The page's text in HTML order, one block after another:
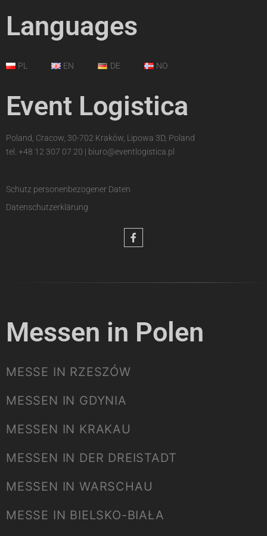
Languages
PL EN DE NO
Event Logistica
Poland, Cracow, 30-702 Kraków, Lipowa 3D, Poland
tel. +48 12 307 07 20 | biuro@eventlogistica.pl
Schutz personenbezogener Daten
Datenschutzerklärung
Messen in Polen
MESSE IN RZESZÓW
MESSEN IN GDYNIA
MESSEN IN KRAKAU
MESSEN IN DER DREISTADT
MESSEN IN WARSCHAU
MESSE IN BIELSKO-BIAŁA